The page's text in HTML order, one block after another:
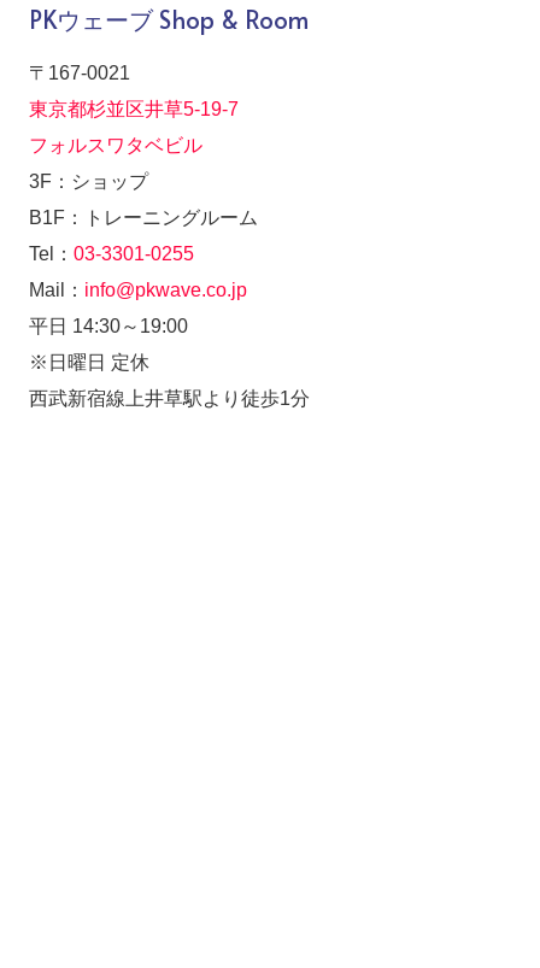
PKウェーブ Shop & Room
〒167-0021
東京都杉並区井草5-19-7
フォルスワタベビル
3F：ショップ
B1F：トレーニングルーム
Tel： 03-3301-0255
Mail： info@pkwave.co.jp
平日 14:30～19:00
※日曜日 定休
西武新宿線上井草駅より徒歩1分